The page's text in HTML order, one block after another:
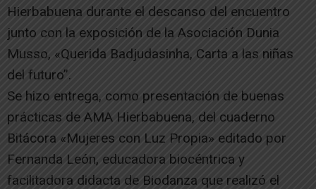
Hierbabuena durante el descanso del encuentro
junto con la exposición de la Asociación Dunia
Musso, «Querida Badjudasinha, Carta a las niñas
del futuro”.
Se hizo entrega, como presentación de buenas
prácticas de AMA Hierbabuena, del cuaderno
Bitácora «Mujeres con Luz Propia» editado por
Fernanda León, educadora biocéntrica y
facilitadora didacta de Biodanza que realizó el